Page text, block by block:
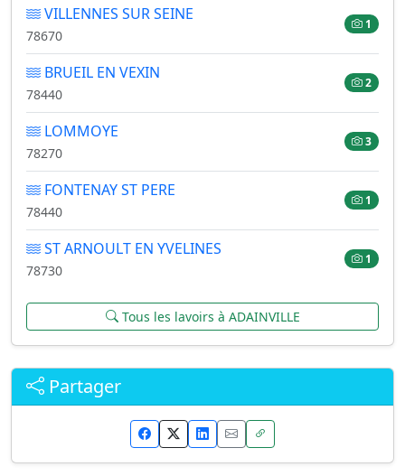
VILLENNES SUR SEINE
78670
1
BRUEIL EN VEXIN
78440
2
LOMMOYE
78270
3
FONTENAY ST PERE
78440
1
ST ARNOULT EN YVELINES
78730
1
Tous les lavoirs à ADAINVILLE
Partager